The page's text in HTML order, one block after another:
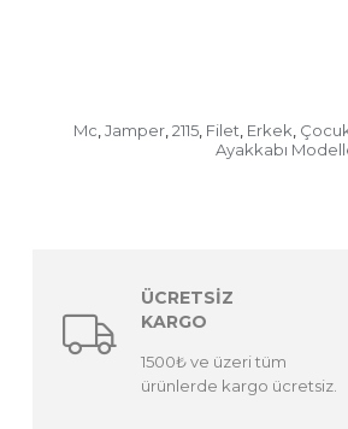
Mc Jamper 2115 Filet Erkek
Ayakkabı
ÜCRETSİZ
KARGO
1500₺ ve üzeri tüm
ürünlerde kargo ücretsiz.